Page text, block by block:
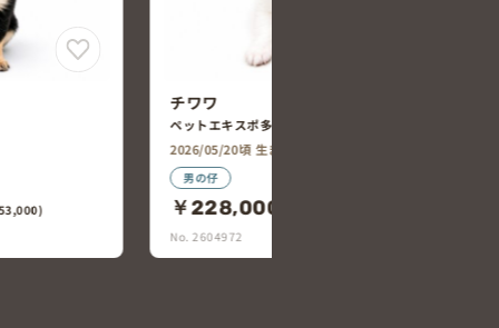
チワワ
ペットコート岐南店
2026/05/22頃 生まれ
女の仔
￥278,000
No. 2604931